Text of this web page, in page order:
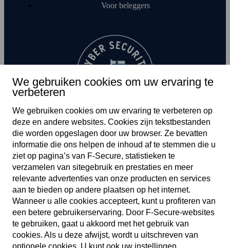
Voor beleggers
NL
Service­voorwaarden
We gebruiken cookies om uw ervaring te
verbeteren
We gebruiken cookies om uw ervaring te verbeteren op
deze en andere web­sites. Cookies zijn tekst­bestanden
die worden opgeslagen door uw browser. Ze bevatten
informatie die ons helpen de inhoud af te stemmen die u
ziet op pagina’s van F‑Secure, statistieken te
verzamelen van site­gebruik en prestaties en meer
relevante advertenties van onze producten en services
aan te bieden op andere plaatsen op het internet.
Wanneer u alle cookies accepteert, kunt u profiteren van
een betere gebruikers­ervaring. Door F‑Secure-web­sites
te gebruiken, gaat u akkoord met het gebruik van
cookies. Als u deze afwijst, wordt u uitschreven van
optionele cookies. U kunt ook uw instellingen